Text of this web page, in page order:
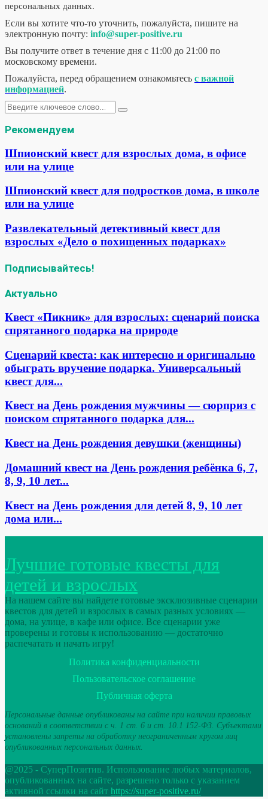
персональных данных.
Если вы хотите что-то уточнить, пожалуйста, пишите на
электронную почту: info@super-positive.ru
Вы получите ответ в течение дня с 11:00 до 21:00 по
московскому времени.
Пожалуйста, перед обращением ознакомьтесь с важной
информацией.
Искать:
Поиск
Рекомендуем
Шпионский квест для взрослых дома, в офисе
или на улице
Шпионский квест для подростков дома, в школе
или на улице
Развлекательный детективный квест для
взрослых «Дело о похищенных подарках»
Подписывайтесь!
Актуально
Квест «Пикник» для взрослых: сценарий поиска
спрятанного подарка на природе
Сценарий квеста: как интересно и оригинально
обыграть вручение подарка. Универсальный
квест для...
Квест на День рождения мужчины — сюрприз с
поиском спрятанного подарка для...
Квест на День рождения девушки (женщины)
Домашний квест на День рождения ребёнка 6, 7,
8, 9, 10 лет...
Квест на День рождения для детей 8, 9, 10 лет
дома или...
Лучшие готовые квесты для
детей и взрослых
На нашем сайте вы найдете готовые эксклюзивные сценарии
квестов для детей и взрослых в самых разных условиях —
дома, на улице, в кафе или офисе. Все сценарии уже
проверены и готовы к использованию — достаточно
распечатать и начать игру!
Политика конфиденциальности
Пользовательское соглашение
Публичная оферта
Персональные данные опубликованы на сайте при наличии правовых
оснований в соответствии с ч. 1 ст. 6 и ст. 10.1 152-ФЗ. Субъектами
установлены запреты на обработку неограниченным кругом лиц
опубликованных персональных данных.
@2025 - СуперПозитив. Использование любых материалов,
опубликованных на сайте, разрешено только с указанием
активной ссылки на сайт https://super-positive.ru/